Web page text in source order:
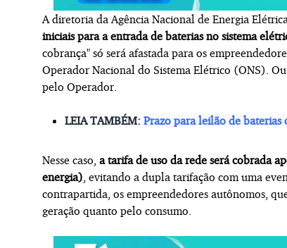
A diretoria da Agência Nacional de Energia
iniciais para a entrada de baterias no sistema
cobrança" só será afastada para os
Operador Nacional do Sistema Elétrico (ONS).
pelo Operador.
LEIA TAMBÉM: Prazo para leilão de
Nesse caso, a tarifa de uso da rede será cobrada
energia), evitando a dupla tarifação com uma
contrapartida, os empreendedores autônomos,
geração quanto pelo consumo.